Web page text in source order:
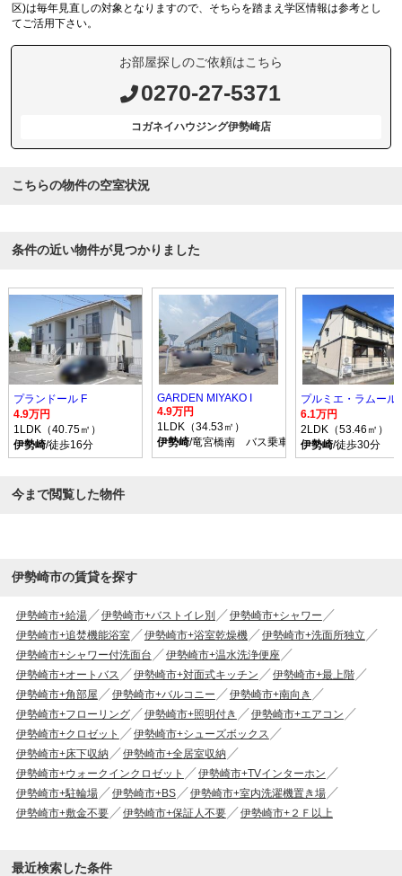
区)は毎年見直しの対象となりますので、そちらを踏まえ学区情報は参考とし
てご活用下さい。
お部屋探しのご依頼はこちら
0270-27-5371
コガネイハウジング伊勢崎店
こちらの物件の空室状況
条件の近い物件が見つかりました
プランドール F
4.9万円
1LDK（40.75㎡）
伊勢崎/徒歩16分
GARDEN MIYAKO I
4.9万円
1LDK（34.53㎡）
伊勢崎/竜宮橋南 バス乗車時間60分 停歩7分
プルミエ・ラムール
6.1万円
2LDK（53.46㎡）
伊勢崎/徒歩30分
今まで閲覧した物件
伊勢崎市の賃貸を探す
伊勢崎市+給湯 伊勢崎市+バストイレ別
伊勢崎市+シャワー
伊勢崎市+追焚機能浴室
伊勢崎市+浴室乾燥機
伊勢崎市+洗面所独立
伊勢崎市+シャワー付洗面台
伊勢崎市+温水洗浄便座
伊勢崎市+オートバス
伊勢崎市+対面式キッチン
伊勢崎市+最上階
伊勢崎市+角部屋
伊勢崎市+バルコニー
伊勢崎市+南向き
伊勢崎市+フローリング
伊勢崎市+照明付き
伊勢崎市+エアコン
伊勢崎市+クロゼット
伊勢崎市+シューズボックス
伊勢崎市+床下収納
伊勢崎市+全居室収納
伊勢崎市+ウォークインクロゼット
伊勢崎市+TVインターホン
伊勢崎市+駐輪場
伊勢崎市+BS
伊勢崎市+室内洗濯機置き場
伊勢崎市+敷金不要
伊勢崎市+保証人不要 伊勢崎市+２Ｆ以上
最近検索した条件